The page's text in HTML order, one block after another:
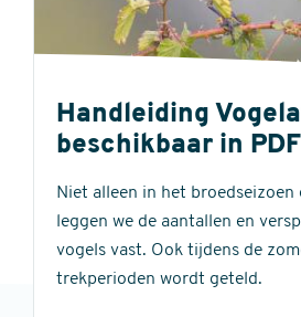
Handleiding
beschikbaar in PDF
Niet alleen in het broedseizoen
leggen we de aantallen en
vogels vast. Ook tijdens de
trekperioden wordt geteld.